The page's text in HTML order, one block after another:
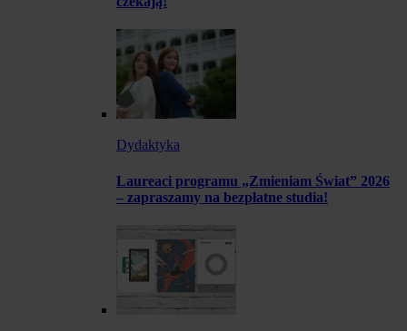
Dydaktyka
Laureaci programu „Zmieniam Świat” 2026
– zapraszamy na bezpłatne studia!